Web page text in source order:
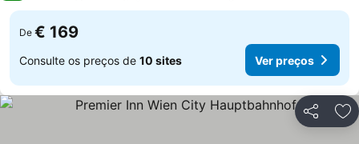
De € 169
Consulte os preços de 10 sites Ver preços
Partilhar